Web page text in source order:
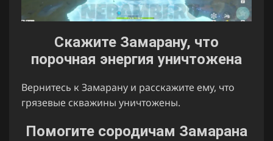
Скажите Замарану, что
порочная энергия уничтожена
Вернитесь к Замарану и расскажите ему, что
грязевые скважины уничтожены.
Помогите сородичам Замарана